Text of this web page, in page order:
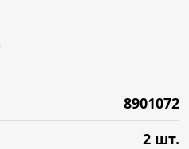
8901072
2 шт.